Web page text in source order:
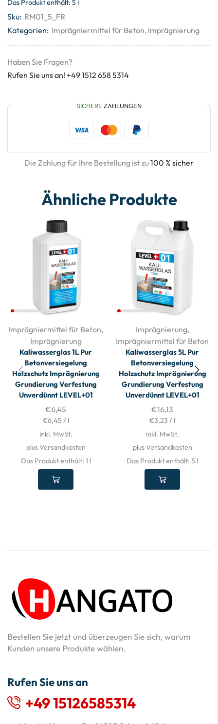
Das Produkt enthält: 5
Sku: RM01_5_FR
Kategorien: Imprägniermittel für Beton, Imprägnierung
Haben Sie Fragen?
Rufen Sie uns an! +49 1512 658 5314
SICHERE ZAHLUNGEN
Die Zahlung für Ihre Bestellung ist zu100 % sicher
Ähnliche Produkte
Imprägniermittel für Beton,
Imprägnierung
Kaliwasserglas 1L Pur
Betonversiegelung
Holzschutz Imprägnierung
Grundierung Verfestung
Unverdünnt LEVEL+01
€6,45
€6,45 / l
inkl. MwSt.
plus Versandkosten
Das Produkt enthält: 1 l
Imprägnierung,
Imprägniermittel für Beton
Kaliwasserglas 5L Pur
Betonversiegelung
Holzschutz Imprägnierung
Grundierung Verfestung
Unverdünnt LEVEL+01
€16,13
€3,23 / l
inkl. MwSt.
plus Versandkosten
Das Produkt enthält: 5 l
Bestellen Sie jetzt und überzeugen Sie sich, warum
Kunden unsere Produkte wählen.
Rufen Sie uns an
+49 15126585314